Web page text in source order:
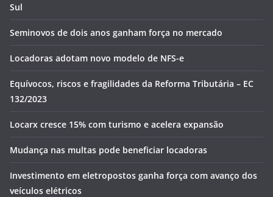
Sul
Seminovos de dois anos ganham força no mercado
Locadoras adotam novo modelo de NFS-e
Equívocos, riscos e fragilidades da Reforma Tributária – EC
132/2023
Locarx cresce 15% com turismo e acelera expansão
Mudança nas multas pode beneficiar locadoras
Investimento em eletropostos ganha força com avanço dos
veículos elétricos